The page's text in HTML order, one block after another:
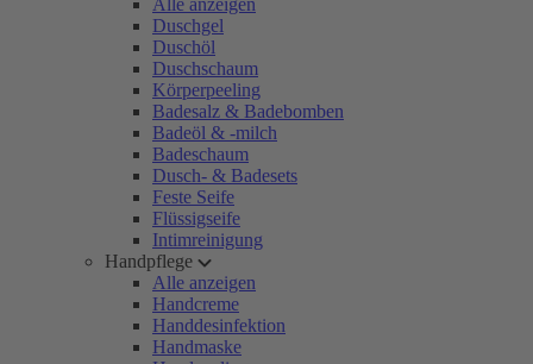
Alle anzeigen
Duschgel
Duschöl
Duschschaum
Körperpeeling
Badesalz & Badebomben
Badeöl & -milch
Badeschaum
Dusch- & Badesets
Feste Seife
Flüssigseife
Intimreinigung
Handpflege
Alle anzeigen
Handcreme
Handdesinfektion
Handmaske